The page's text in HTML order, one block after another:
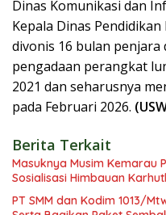
Dinas Komunikasi dan
Kepala Dinas
divonis 16 bulan
pengadaan perangkat
2021 dan seharusnya
pada Februari 2026.
Berita Terkait
Masuknya Musim Kemarau
Sosialisasi Himbauan
PT SMM dan Kodim 1013/